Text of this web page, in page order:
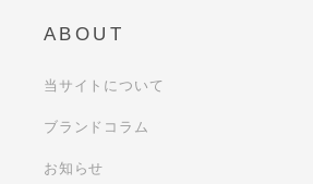
ABOUT
当サイトについて
ブランドコラム
お知らせ